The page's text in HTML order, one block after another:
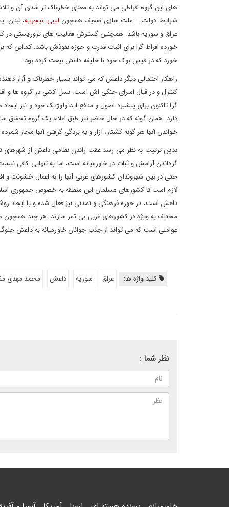
های این گروه افراطی می تواند به معنای خطرناک تر شدن آن و
شرایط دولت – ملت سازی ضعیف همچون لیبی، نیجریه، لبنان،
عراق و سوریه باشد. همچنین گسترش فعالیت های تروریستی در
خورده افراط گرا برای اثبات قدرت و حوزه نفوذش باشد. کمااین که
خورد که در فیس بوک خود با خلیفه داعش بیعت کرده بود.
راهکار احتمالی دیگر داعش که می تواند بسیار خطرناک و آزار
کنترل و در قبال اسرای جنگی اش است. نسل کشی در گروه ها و
گرا تاکنون برای پیشبرد اصول و منافع ایدئولوژیک خود و نیز
دارد. همان گونه که در حال حاضر نیز طبق اعلام یک گروه
خواندن آنها هر گونه کشتار، آزار و به بردگی گرفتن آنها مجاز
بدین ترتیب به نظر می رسد عقب راندن نظامی داعش از شهرهای
گرداندن آرامش و ثبات در خاورمیانه است، اما به تنهایی کافی
حتی در بین شهروندان کشورهای غربی آنها را به اعمال خشونت
لازم است تا کشورهای مسلمان این منطقه به خصوص جمهوری
داعش است، در حوزه فرهنگی و تمدنی نیز فعال شده و با ایجاد
مختلف به ویژه در کشورهای غربی بی ثمر سازند. هر چند همچون
عواملی است که می تواند از جذب جوانان خاورمیانه به داعش
کلید واژه ها: عراق سوریه داعش محمد مهدی
نظر شما :